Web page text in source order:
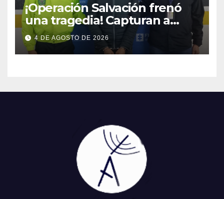
¡Operación Salvación frenó
una tragedia! Capturan a
presunto agresor y protegen
a una madre y sus hijos.
4 DE AGOSTO DE 2026